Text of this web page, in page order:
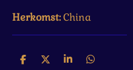
Herkomst:China
D
D
S
D